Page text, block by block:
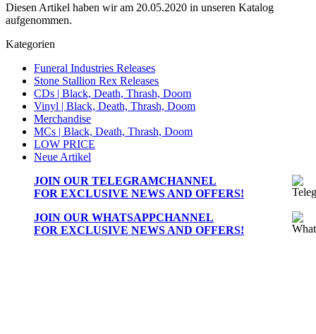
Diesen Artikel haben wir am 20.05.2020 in unseren Katalog
aufgenommen.
Kategorien
Funeral Industries Releases
Stone Stallion Rex Releases
CDs | Black, Death, Thrash, Doom
Vinyl | Black, Death, Thrash, Doom
Merchandise
MCs | Black, Death, Thrash, Doom
LOW PRICE
Neue Artikel
JOIN OUR TELEGRAMCHANNEL
FOR EXCLUSIVE NEWS AND OFFERS!
JOIN OUR WHATSAPPCHANNEL
FOR EXCLUSIVE NEWS AND OFFERS!